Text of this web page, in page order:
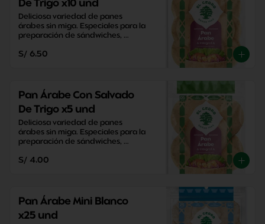
De Trigo x10 und
Deliciosa variedad de panes
árabes sin miga. Especiales para la
preparación de sándwiches,
S/ 6.50
Pan Árabe Con Salvado
De Trigo x5 und
Deliciosa variedad de panes
árabes sin miga. Especiales para la
preparación de sándwiches,
S/ 4.00
Pan Árabe Mini Blanco
x25 und